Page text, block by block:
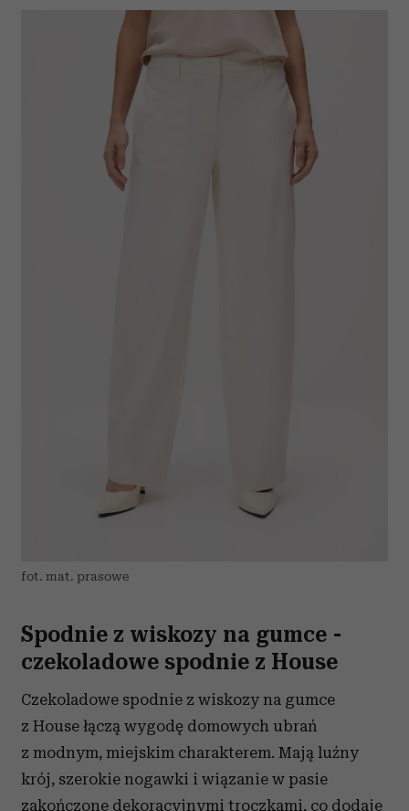
fot. mat. prasowe
Spodnie z wiskozy na gumce -
czekoladowe spodnie z House
Czekoladowe spodnie z wiskozy na gumce
z House łączą wygodę domowych ubrań
z modnym, miejskim charakterem. Mają luźny
krój, szerokie nogawki i wiązanie w pasie
zakończone dekoracyjnymi troczkami, co dodaje